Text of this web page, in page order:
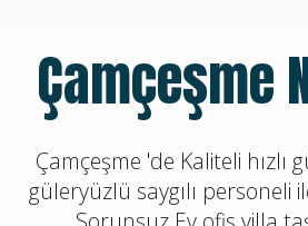
Çamçeşme
Çamçeşme 'de Kaliteli hızlı
güleryüzlü saygılı personeli